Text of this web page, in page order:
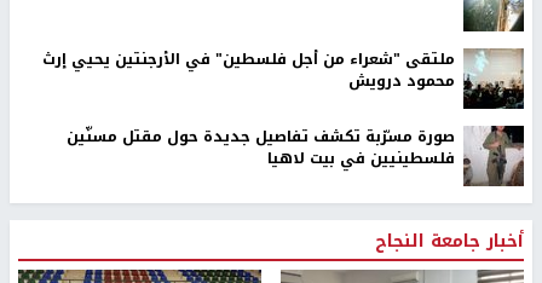
ملتقى "شعراء من أجل فلسطين" في الأرجنتين يحيي إرث
محمود درويش
صورة مسرّبة تكشف تفاصيل جديدة حول مقتل مسنّين
فلسطينيين في بيت لاهيا
أخبار جامعة النجاح